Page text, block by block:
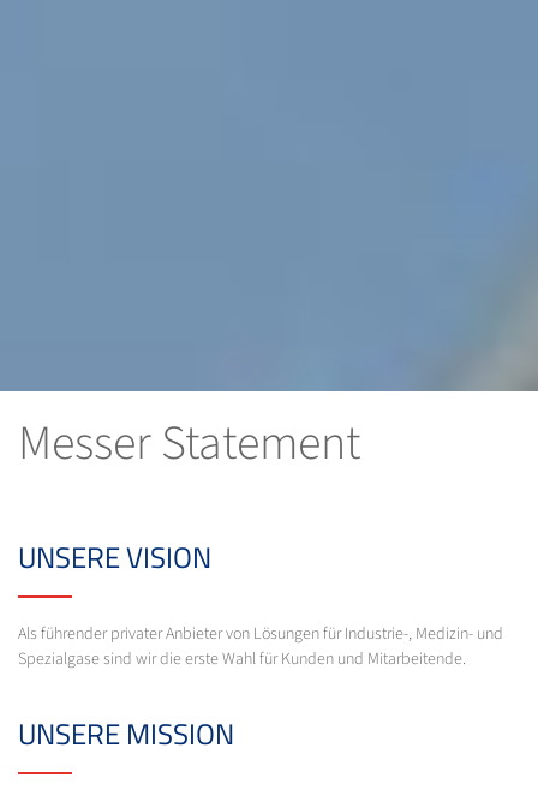
Messer Statement
UNSERE VISION
Als führender privater Anbieter von Lösungen für Industrie-, Medizin- und
Spezialgase sind wir die erste Wahl für Kunden und Mitarbeitende.
UNSERE MISSION